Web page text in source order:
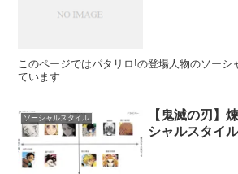
このページではパタリロ!の登場人物のソーシ
ています
ソーシャルスタイル
【鬼滅の刃】
シャルスタイ